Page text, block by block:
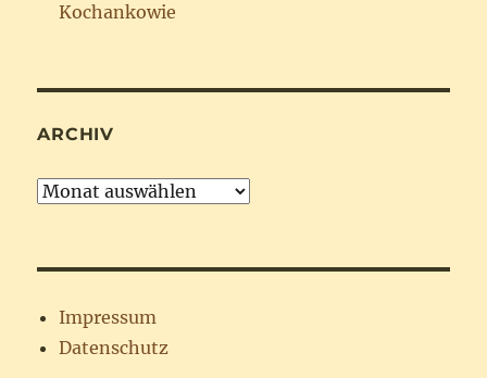
Kochankowie
ARCHIV
Archiv
Impressum
Datenschutz